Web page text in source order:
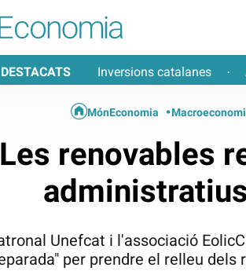
DESTACATS Inversions catalanes ·
MónEconomia
Les renovables
Unefcat i l'associació
per prendre el relleu